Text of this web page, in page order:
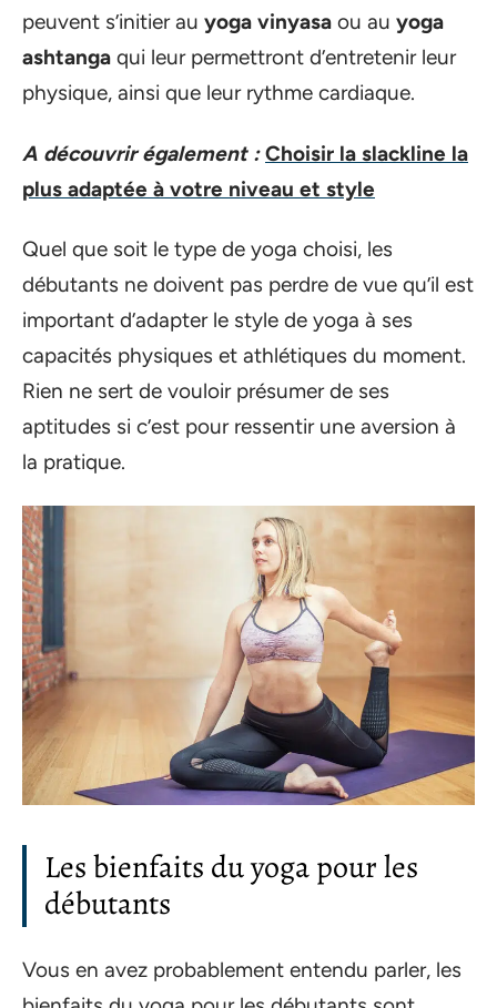
peuvent s’initier au yoga vinyasa ou au yoga
ashtanga qui leur permettront d’entretenir leur
physique, ainsi que leur rythme cardiaque.
A découvrir également : Choisir la slackline la
plus adaptée à votre niveau et style
Quel que soit le type de yoga choisi, les
débutants ne doivent pas perdre de vue qu’il est
important d’adapter le style de yoga à ses
capacités physiques et athlétiques du moment.
Rien ne sert de vouloir présumer de ses
aptitudes si c’est pour ressentir une aversion à
la pratique.
Les bienfaits du yoga pour les
débutants
Vous en avez probablement entendu parler, les